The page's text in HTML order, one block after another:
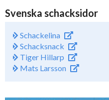
Svenska schacksidor
Schackelina
Schacksnack
Tiger Hillarp
Mats Larsson